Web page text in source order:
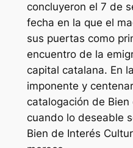
concluyeron el 7 de
fecha en la que el
sus puertas como
encuentro de la
capital catalana. En
imponente y
catalogación de
cuando lo deseable
Bien de Interés